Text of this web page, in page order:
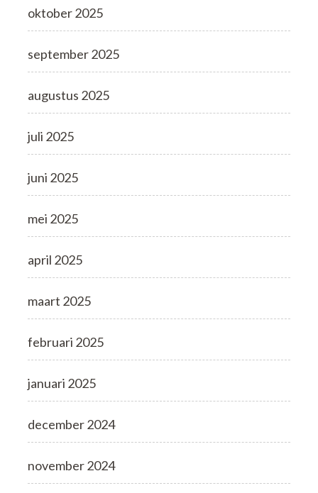
oktober 2025
september 2025
augustus 2025
juli 2025
juni 2025
mei 2025
april 2025
maart 2025
februari 2025
januari 2025
december 2024
november 2024